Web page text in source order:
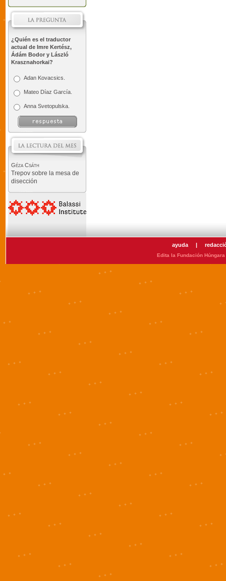
¿Quién es el traductor
actual de Imre Kertész,
Ádám Bodor y László
Krasznahorkai?
Adan Kovacsics.
Mateo Díaz García.
Anna Svetopulska.
Géza Csáth
Trepov sobre la mesa de
disección
ayuda |
Edita la Fundación